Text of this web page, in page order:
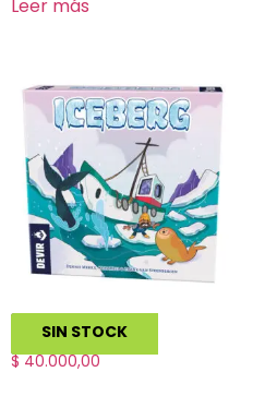
Leer más
SIN STOCK
Iceberg
$40.000,00